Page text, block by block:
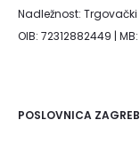
Nadležnost: Trgovački
OIB: 72312882449 |
POSLOVNICA ZAGREB